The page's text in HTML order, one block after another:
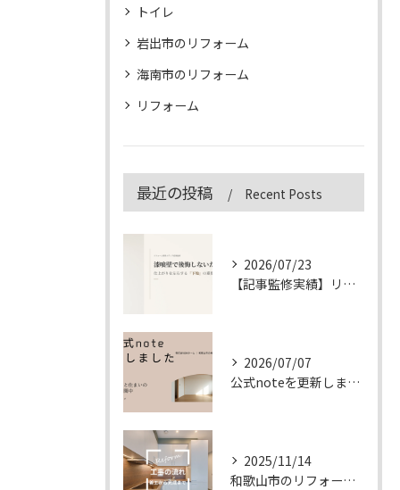
トイレ
岩出市のリフォーム
海南市のリフォーム
リフォーム
最近の投稿 Recent Posts
2026/07/23
【記事監修実績】リフォーム専門メディア「&リフォーム」の漆喰壁記事を監修しました
2026/07/07
公式noteを更新しました
2025/11/14
和歌山市のリフォーム工事の流れ｜着工から完成まで徹底解説【2025年版】